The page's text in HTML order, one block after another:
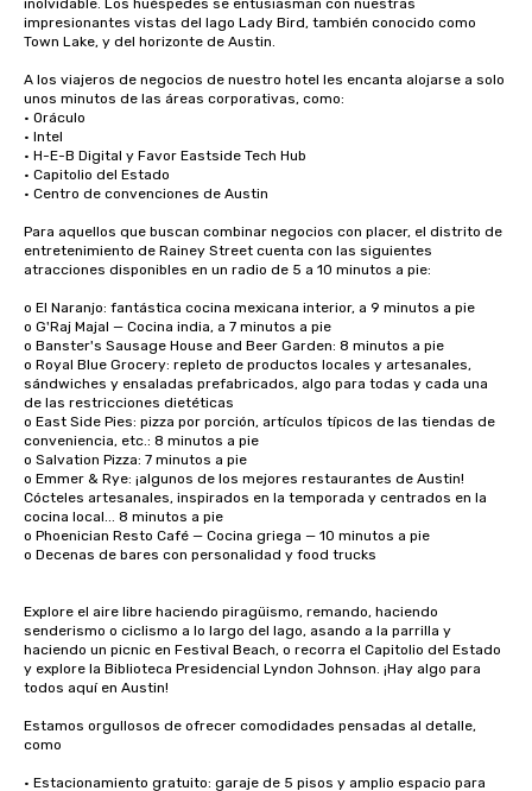
inolvidable. Los huéspedes se entusiasman con nuestras
impresionantes vistas del lago Lady Bird, también conocido como
Town Lake, y del horizonte de Austin.
A los viajeros de negocios de nuestro hotel les encanta alojarse a solo
unos minutos de las áreas corporativas, como:
• Oráculo
• Intel
• H-E-B Digital y Favor Eastside Tech Hub
• Capitolio del Estado
• Centro de convenciones de Austin
Para aquellos que buscan combinar negocios con placer, el distrito de
entretenimiento de Rainey Street cuenta con las siguientes
atracciones disponibles en un radio de 5 a 10 minutos a pie:
o El Naranjo: fantástica cocina mexicana interior, a 9 minutos a pie
o G'Raj Majal — Cocina india, a 7 minutos a pie
o Banster's Sausage House and Beer Garden: 8 minutos a pie
o Royal Blue Grocery: repleto de productos locales y artesanales,
sándwiches y ensaladas prefabricados, algo para todas y cada una
de las restricciones dietéticas
o East Side Pies: pizza por porción, artículos típicos de las tiendas de
conveniencia, etc.: 8 minutos a pie
o Salvation Pizza: 7 minutos a pie
o Emmer & Rye: ¡algunos de los mejores restaurantes de Austin!
Cócteles artesanales, inspirados en la temporada y centrados en la
cocina local... 8 minutos a pie
o Phoenician Resto Café — Cocina griega — 10 minutos a pie
o Decenas de bares con personalidad y food trucks
Explore el aire libre haciendo piragüismo, remando, haciendo
senderismo o ciclismo a lo largo del lago, asando a la parrilla y
haciendo un picnic en Festival Beach, o recorra el Capitolio del Estado
y explore la Biblioteca Presidencial Lyndon Johnson. ¡Hay algo para
todos aquí en Austin!
Estamos orgullosos de ofrecer comodidades pensadas al detalle,
como
• Estacionamiento gratuito: garaje de 5 pisos y amplio espacio para